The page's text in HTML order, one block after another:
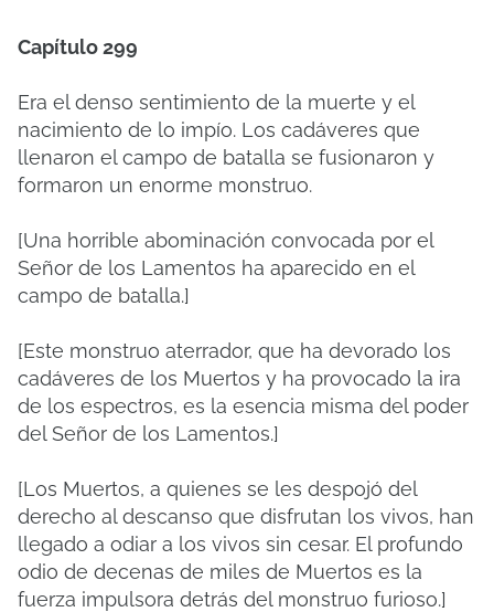
Capítulo 299
Era el denso sentimiento de la muerte y el
nacimiento de lo impío. Los cadáveres que
llenaron el campo de batalla se fusionaron y
formaron un enorme monstruo.
[Una horrible abominación convocada por el
Señor de los Lamentos ha aparecido en el
campo de batalla.]
[Este monstruo aterrador, que ha devorado los
cadáveres de los Muertos y ha provocado la ira
de los espectros, es la esencia misma del poder
del Señor de los Lamentos.]
[Los Muertos, a quienes se les despojó del
derecho al descanso que disfrutan los vivos, han
llegado a odiar a los vivos sin cesar. El profundo
odio de decenas de miles de Muertos es la
fuerza impulsora detrás del monstruo furioso.]